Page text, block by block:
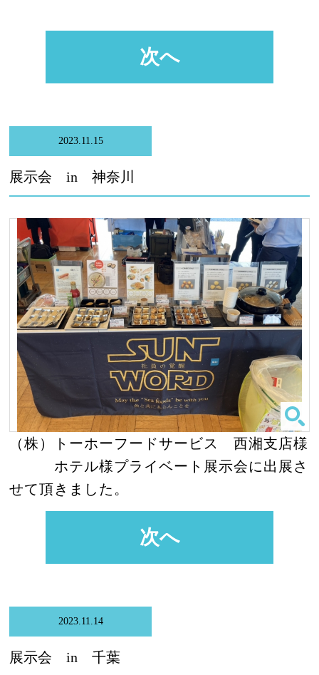
次へ
2023.11.15
展示会 in 神奈川
（株）トーホーフードサービス 西湘支店様
ホテル様プライベート展示会に出展さ
せて頂きました。
次へ
2023.11.14
展示会 in 千葉